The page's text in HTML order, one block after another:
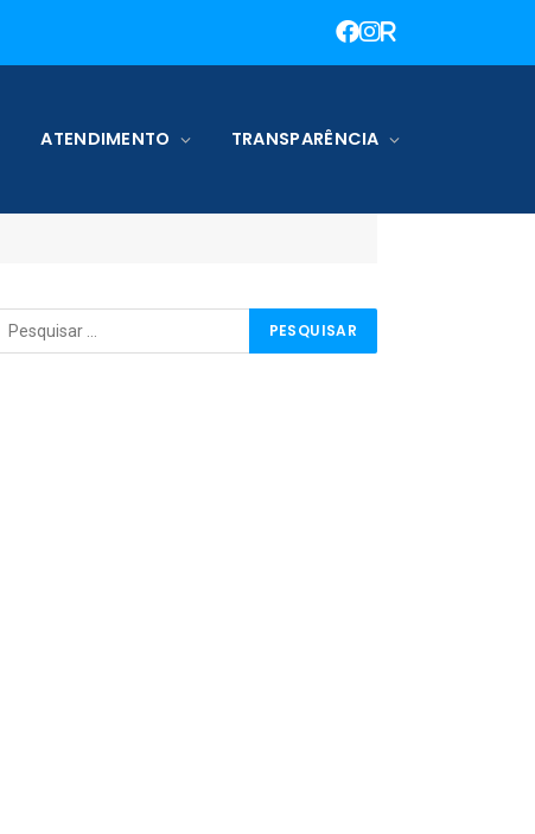
ATENDIMENTO TRANSPARÊNCIA